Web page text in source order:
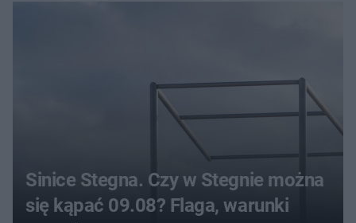
Sinice Stegna. Czy w Stegnie można
się kąpać 09.08? Flaga, warunki